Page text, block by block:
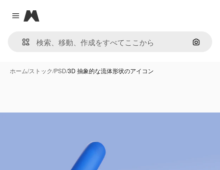
Close menu
Magnific
画像で
ホーム/ストック/PSD/3D 抽象的な流体形状のアイコン